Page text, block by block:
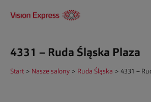
4331 – Ruda Śląska Plaza
Start > Nasze salony > Ruda Śląska > 4331 –